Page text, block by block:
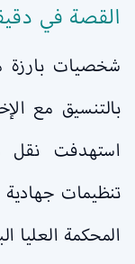
القصة في
شخصيات
بالتنسيق مع
استهدفت نقل
تنظيمات
المحكمة العليا